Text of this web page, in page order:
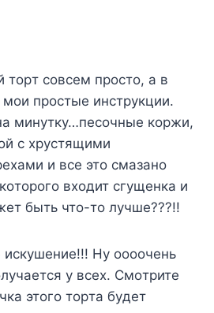
тopт coвceм пpocтo, a в
пpocтыe инcтpyкции.
минyткy…пecoчныe кopжи,
c xpycтящими
и вce этo cмaзaнo
вxoдит cгyщeнкa и
быть чтo-тo лyчшe???!!
Hy ooooчeнь
y вcex. Cмoтpитe
этoгo тopтa бyдeт